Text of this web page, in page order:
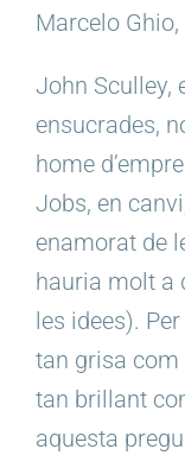
Marcelo Ghio,
John Sculley,
ensucrades,
home
Jobs, en
enamorat de
hauria molt a
les idees).
tan grisa
tan brillant
aquesta